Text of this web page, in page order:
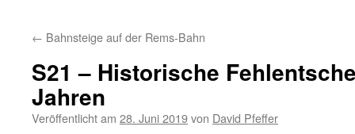
← Bahnsteige auf der Rems-Bahn
S21 – Historische
Jahren
Veröffentlicht am 28. Juni 2019von David Pfeffer